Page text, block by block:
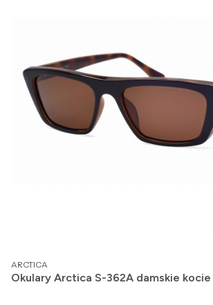
PRODUCENT
ARCTICA
Okulary Arctica S-362A damskie